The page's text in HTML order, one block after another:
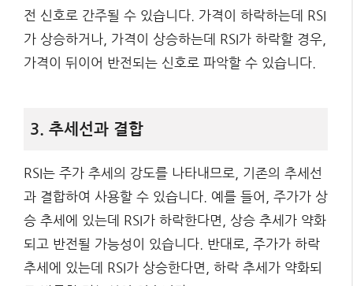
전 신호로 간주될 수 있습니다. 가격이 하락하는데 RSI
가 상승하거나, 가격이 상승하는데 RSI가 하락할 경우,
가격이 뒤이어 반전되는 신호로 파악할 수 있습니다.
3. 추세선과 결합
RSI는 주가 추세의 강도를 나타내므로, 기존의 추세선
과 결합하여 사용할 수 있습니다. 예를 들어, 주가가 상
승 추세에 있는데 RSI가 하락한다면, 상승 추세가 약화
되고 반전될 가능성이 있습니다. 반대로, 주가가 하락
추세에 있는데 RSI가 상승한다면, 하락 추세가 약화되